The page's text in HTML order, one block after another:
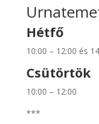
Hétfő
10:00 – 12:00 és
Csütörtök
10:00 – 12:00
***